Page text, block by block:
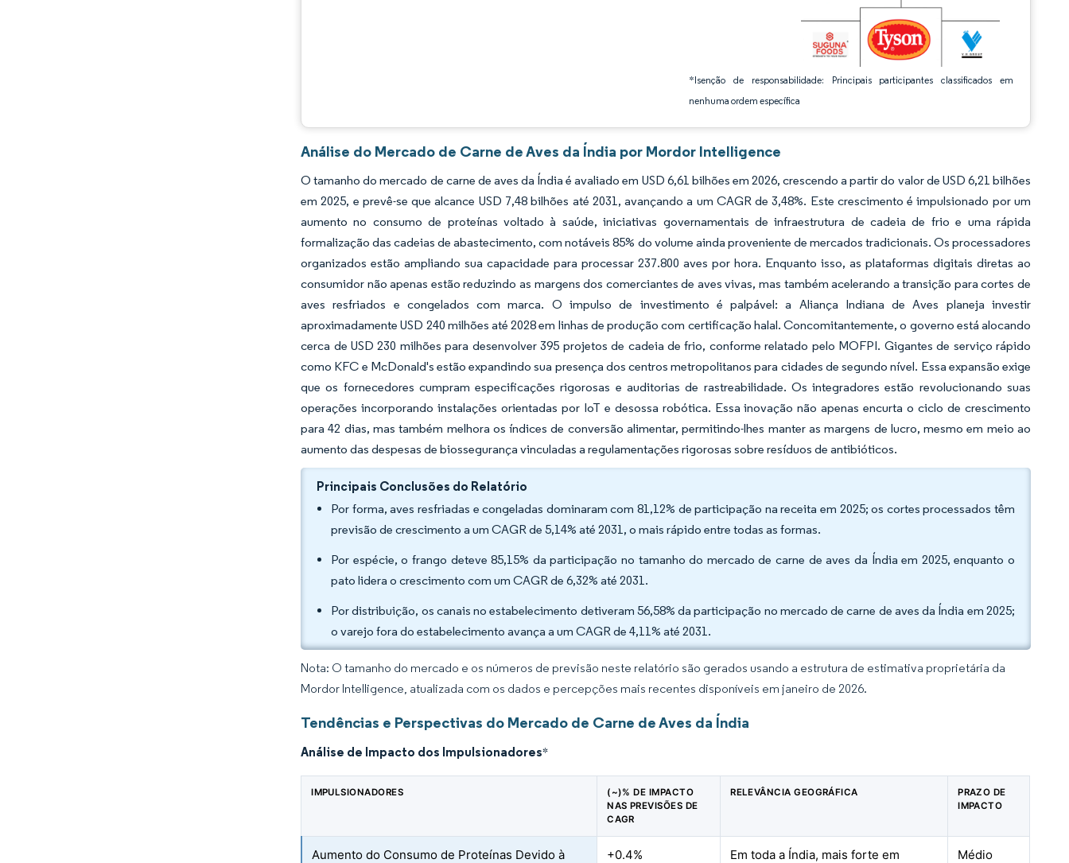
*Isenção de responsabilidade: Principais participantes classificados em
nenhuma ordem específica
Análise do Mercado de Carne de Aves da Índia por Mordor Intelligence
O tamanho do mercado de carne de aves da Índia é avaliado em USD 6,61 bilhões em 2026, crescendo a partir do valor de USD 6,21 bilhões
em 2025, e prevê-se que alcance USD 7,48 bilhões até 2031, avançando a um CAGR de 3,48%. Este crescimento é impulsionado por um
aumento no consumo de proteínas voltado à saúde, iniciativas governamentais de infraestrutura de cadeia de frio e uma rápida
formalização das cadeias de abastecimento, com notáveis 85% do volume ainda proveniente de mercados tradicionais. Os processadores
organizados estão ampliando sua capacidade para processar 237.800 aves por hora. Enquanto isso, as plataformas digitais diretas ao
consumidor não apenas estão reduzindo as margens dos comerciantes de aves vivas, mas também acelerando a transição para cortes de
aves resfriados e congelados com marca. O impulso de investimento é palpável: a Aliança Indiana de Aves planeja investir
aproximadamente USD 240 milhões até 2028 em linhas de produção com certificação halal. Concomitantemente, o governo está alocando
cerca de USD 230 milhões para desenvolver 395 projetos de cadeia de frio, conforme relatado pelo MOFPI. Gigantes de serviço rápido
como KFC e McDonald's estão expandindo sua presença dos centros metropolitanos para cidades de segundo nível. Essa expansão exige
que os fornecedores cumpram especificações rigorosas e auditorias de rastreabilidade. Os integradores estão revolucionando suas
operações incorporando instalações orientadas por IoT e desossa robótica. Essa inovação não apenas encurta o ciclo de crescimento
para 42 dias, mas também melhora os índices de conversão alimentar, permitindo-lhes manter as margens de lucro, mesmo em meio ao
aumento das despesas de biossegurança vinculadas a regulamentações rigorosas sobre resíduos de antibióticos.
Principais Conclusões do Relatório
Por forma, aves resfriadas e congeladas dominaram com 81,12% de participação na receita em 2025; os cortes processados têm
previsão de crescimento a um CAGR de 5,14% até 2031, o mais rápido entre todas as formas.
Por espécie, o frango deteve 85,15% da participação no tamanho do mercado de carne de aves da Índia em 2025, enquanto o
pato lidera o crescimento com um CAGR de 6,32% até 2031.
Por distribuição, os canais no estabelecimento detiveram 56,58% da participação no mercado de carne de aves da Índia em 2025;
o varejo fora do estabelecimento avança a um CAGR de 4,11% até 2031.
Nota: O tamanho do mercado e os números de previsão neste relatório são gerados usando a estrutura de estimativa proprietária da
Mordor Intelligence, atualizada com os dados e percepções mais recentes disponíveis em janeiro de 2026.
Tendências e Perspectivas do Mercado de Carne de Aves da Índia
Análise de Impacto dos Impulsionadores*
IMPULSIONADORES
(~)% DE IMPACTO
NAS PREVISÕES DE
CAGR
RELEVÂNCIA GEOGRÁFICA
PRAZO DE
IMPACTO
Aumento do Consumo de Proteínas Devido à
+0.4%
Em toda a Índia, mais forte em
Médio